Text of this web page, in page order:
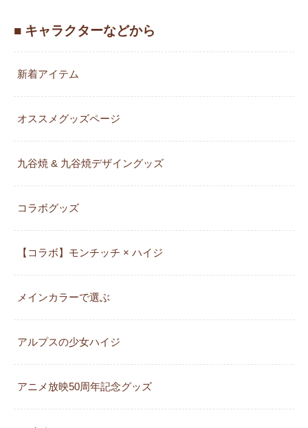
■ キャラクターなどから
新着アイテム
オススメグッズページ
九谷焼 & 九谷焼デザイングッズ
コラボグッズ
【コラボ】モンチッチ × ハイジ
メインカラーで選ぶ
アルプスの少女ハイジ
アニメ放映50周年記念グッズ